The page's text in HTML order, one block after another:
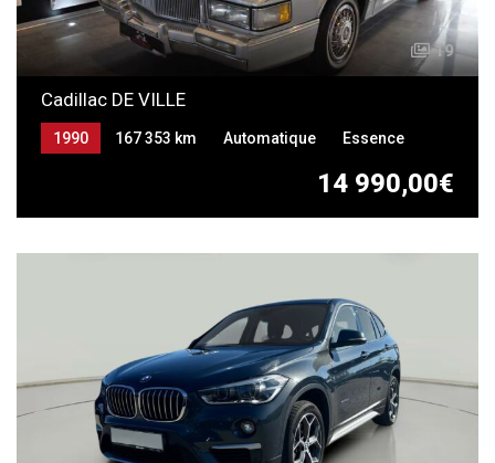
19
Cadillac DE VILLE
14 990,00€
1990 167 353 km Automatique Essence